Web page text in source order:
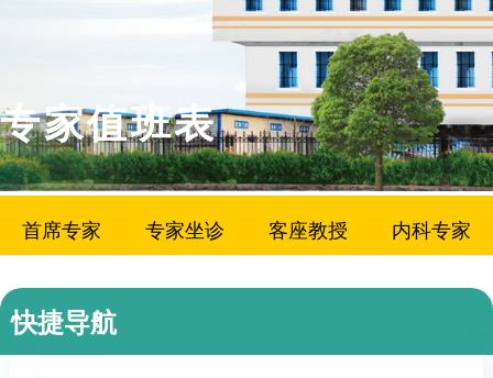
专家值班表
首席专家 专家坐诊 客座教授 内科专家
外科专家
快捷导航